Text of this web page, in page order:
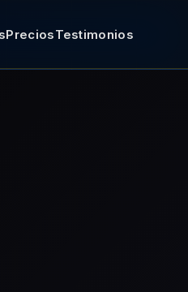
PreciosTestimonios